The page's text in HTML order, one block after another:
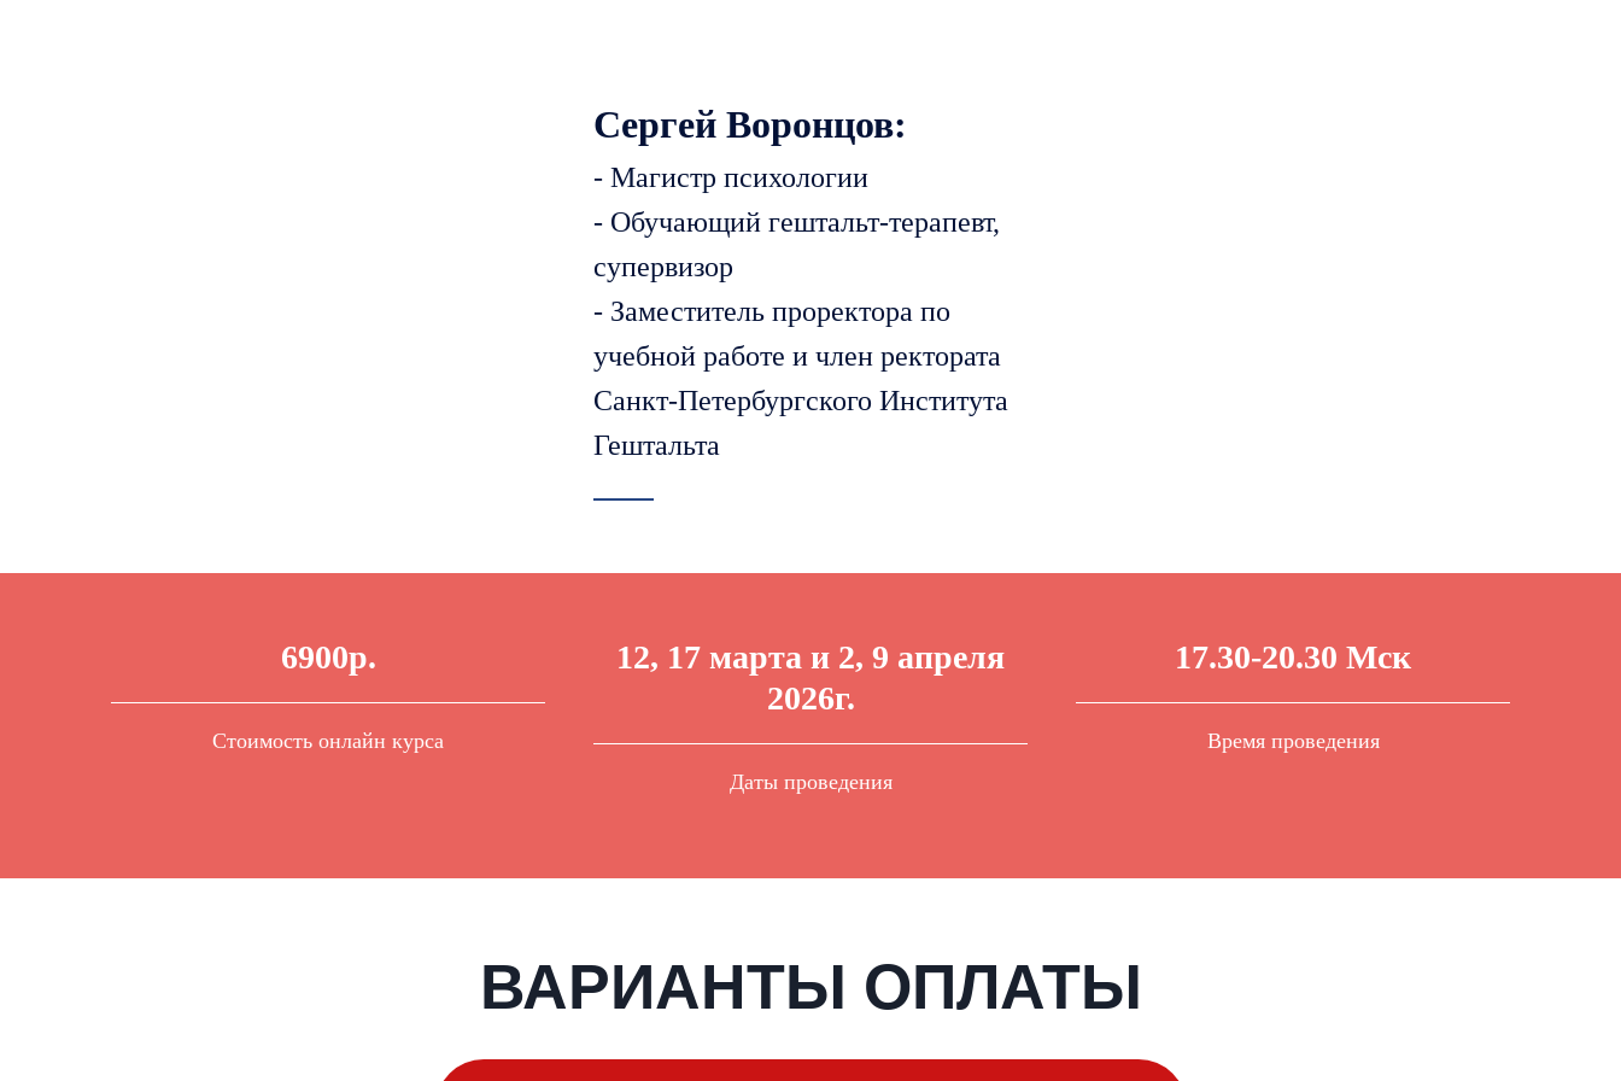
Сергей Воронцов:
- Магистр психологии
- Обучающий гештальт-терапевт,
супервизор
- Заместитель проректора по
учебной работе и член ректората
Санкт-Петербургского Института
Гештальта
6900р.
Стоимость онлайн курса
12, 17 марта и 2, 9 апреля
2026г.
Даты проведения
17.30-20.30 Мск
Время проведения
ВАРИАНТЫ ОПЛАТЫ